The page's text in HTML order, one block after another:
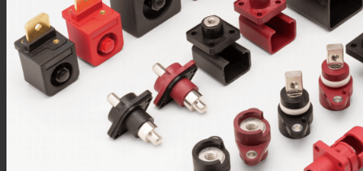
Mini MSD连接器
过孔连接器